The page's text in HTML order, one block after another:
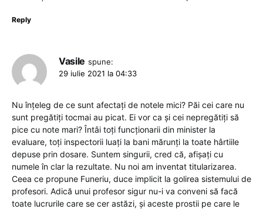
Reply
Vasile spune:
29 iulie 2021 la 04:33
Nu înțeleg de ce sunt afectați de notele mici? Păi cei care nu
sunt pregătiți tocmai au picat. Ei vor ca și cei nepregătiți să
pice cu note mari? Întâi toți funcționarii din minister la
evaluare, toți inspectorii luați la bani mărunți la toate hârtiile
depuse prin dosare. Suntem singurii, cred că, afișați cu
numele în clar la rezultate. Nu noi am inventat titularizarea.
Ceea ce propune Funeriu, duce implicit la golirea sistemului de
profesori. Adică unui profesor sigur nu-i va conveni să facă
toate lucrurile care se cer astăzi, și aceste prostii pe care le